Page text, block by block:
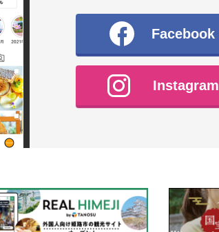
Facebook
Instagram